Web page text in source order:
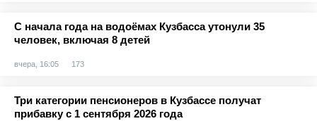
С начала года на водоёмах Кузбасса утонули 35
человек, включая 8 детей
вчера, 16:05 173
Три категории пенсионеров в Кузбассе получат
прибавку с 1 сентября 2026 года